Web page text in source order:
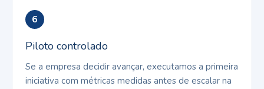
6
Piloto controlado
Se a empresa decidir avançar, executamos a primeira
iniciativa com métricas medidas antes de escalar na